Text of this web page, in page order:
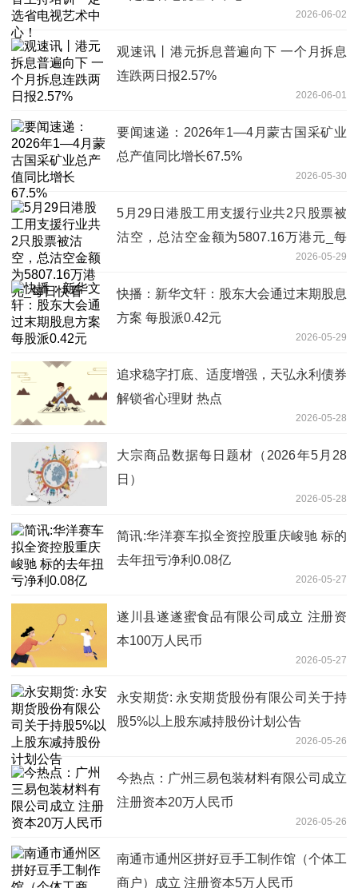
2026-06-02
观速讯丨港元拆息普遍向下 一个月拆息
连跌两日报2.57%
2026-06-01
要闻速递：2026年1—4月蒙古国采矿业
总产值同比增长67.5%
2026-05-30
5月29日港股工用支援行业共2只股票被
沽空，总沽空金额为5807.16万港元_每
2026-05-29
快播：新华文轩：股东大会通过末期股息
方案 每股派0.42元
2026-05-29
追求稳字打底、适度增强，天弘永利债券
解锁省心理财 热点
2026-05-28
大宗商品数据每日题材（2026年5月28
日）​
2026-05-28
简讯:华洋赛车拟全资控股重庆峻驰 标的
去年扭亏净利0.08亿
2026-05-27
遂川县遂遂蜜食品有限公司成立 注册资
本100万人民币
2026-05-27
永安期货: 永安期货股份有限公司关于持
股5%以上股东减持股份计划公告
2026-05-26
今热点：广州三易包装材料有限公司成立
注册资本20万人民币
2026-05-26
南通市通州区拼好豆手工制作馆（个体工
商户）成立 注册资本5万人民币